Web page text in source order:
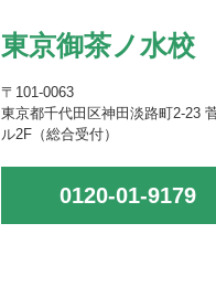
東京御茶ノ水校
〒101-0063
東京都千代田区神田淡路町2-23
ル2F（総合受付）
0120-01-9179